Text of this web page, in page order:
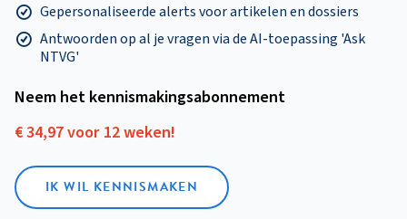
Gepersonaliseerde alerts voor artikelen en dossiers
Antwoorden op al je vragen via de AI-toepassing 'Ask
NTVG'
Neem het kennismakings­abonnement
€ 34,97 voor 12 weken!
IK WIL KENNISMAKEN